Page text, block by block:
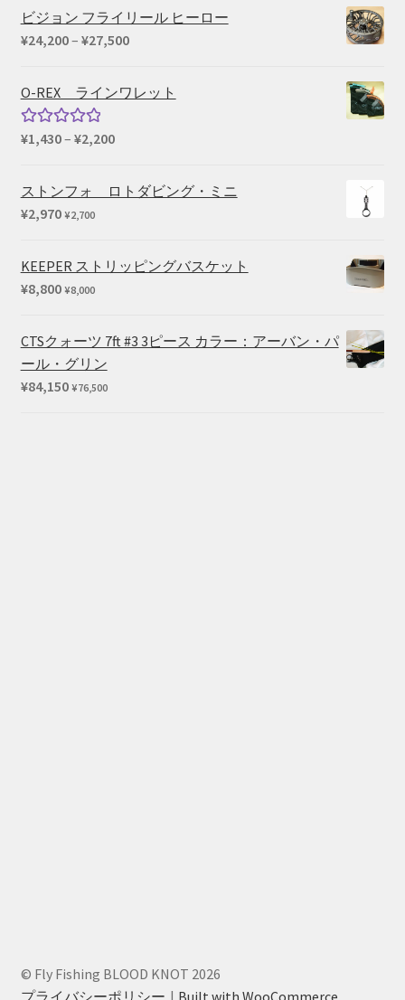
ビジョン フライリール ヒーロー
¥24,200– ¥27,500価
帯:
O-REX ラインワレット
5段階中
¥1,430– ¥2,200価
帯:
¥1,430
ストンフォ ロトダビング・ミニ
¥2,970 ¥2,700
KEEPER ストリッピングバスケット
¥8,800 ¥8,000
CTSクォーツ 7ft #3 3ピース カラー：アーバン・パ
ール・グリン
¥84,150 ¥76,500
© Fly Fishing BLOOD KNOT 2026